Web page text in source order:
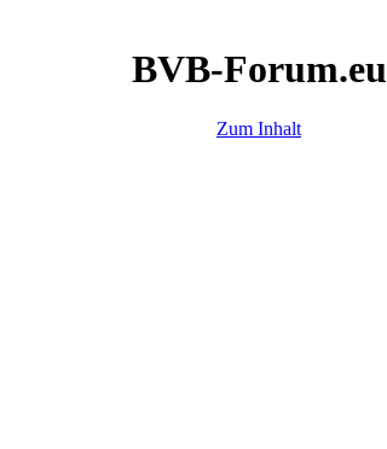
BVB-Forum.eu
Zum Inhalt